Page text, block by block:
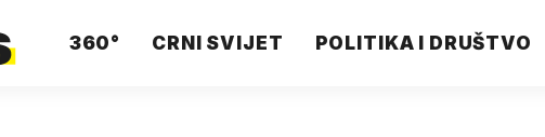
360° CRNI SVIJET POLITIKA I DRUŠTVO